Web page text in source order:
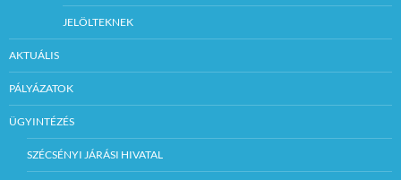
JELÖLTEKNEK
AKTUÁLIS
PÁLYÁZATOK
ÜGYINTÉZÉS
SZÉCSÉNYI JÁRÁSI HIVATAL